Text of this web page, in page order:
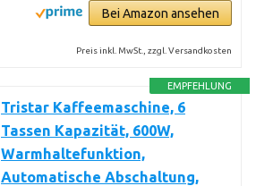
Bei Amazon ansehen
Preis inkl. MwSt., zzgl. Versandkosten
EMPFEHLUNG
Tristar Kaffeemaschine, 6
Tassen Kapazität, 600W,
Warmhaltefunktion,
Automatische Abschaltung,